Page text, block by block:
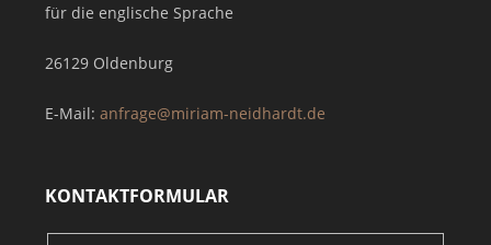
für die englische Sprache
26129 Oldenburg
E-Mail: anfrage@miriam-neidhardt.de
KONTAKTFORMULAR